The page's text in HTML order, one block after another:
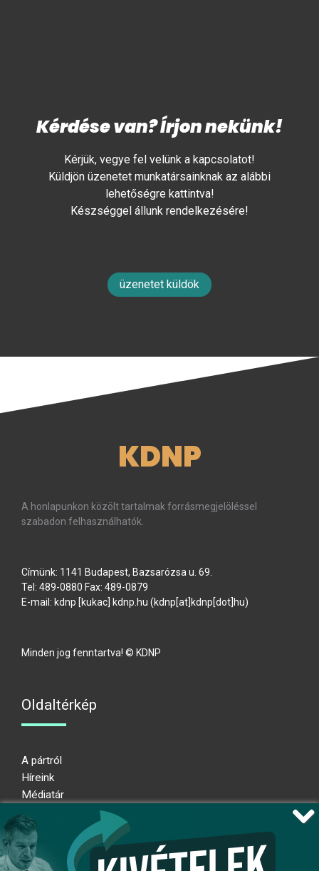
Kérdése van? Írjon nekünk!
Kérjük, vegye fel velünk a kapcsolatot!
Küldjön üzenetet munkatársainknak az alábbi
lehetőségre kattintva!
Készséggel állunk rendelkezésére!
üzenetet küldök
KDNP
A honlapunkon közölt tartalmak forrásmegjelöléssel
szabadon felhasználhatók.
Címünk: 1141 Budapest, Bazsarózsa u. 69.
Tel: 489-0880 Fax: 489-0879
E-mail: kdnp [kukac] kdnp.hu (kdnp[at]kdnp[dot]hu)
Minden jog fenntartva! © KDNP
Oldaltérkép
A pártról
Híreink
Médiatár
Adatkezelési nyilatkozat
Átláthatósági nyilatkozat
Ugrás az oldal tetejére